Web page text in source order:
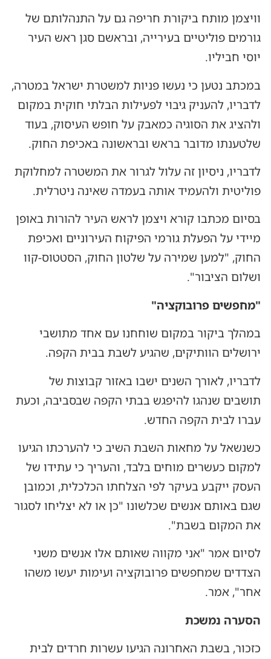
וויצמן מותח ביקורת חריפה גם על התנהלותם של
גורמים פוליטיים בעירייה, ובראשם סגן ראש העיר
יוסי חביליו.
במכתב נטען כי נעשו פניות למשטרת ישראל במטרה,
לדבריו, להעניק גיבוי לפעילות הבלתי חוקית במקום
ולהציג את הסוגיה כמאבק על חופש העיסוק, בעוד
שלטענתו מדובר בראש ובראשונה באכיפת החוק.
לדבריו, ניסיון זה עלול לגרור את המשטרה למחלוקת
פוליטית ולהעמיד אותה בעמדה שאינה ניטרלית.
בסיום מכתבו קורא ויצמן לראש העיר להורות באופן
מיידי על הפעלת גורמי הפיקוח העירוניים ואכיפת
החוק, "למען שמירה על שלטון החוק, הסטטוס-קוו
ושלום הציבור".
"מחפשים פרובוקציה"
במהלך ביקור במקום שוחחנו עם אחד מתושבי
ירושלים הוותיקים, שהגיע לשבת בבית הקפה.
לדבריו, לאורך השנים ישבו באזור קבוצות של
תושבים שנהגו להיפגש בבתי הקפה שבסביבה, וכעת
עברו לבית הקפה החדש.
כשנשאל על מחאות השבת השיב כי להערכתו הגיעו
למקום כעשרים מוחים בלבד, והעריך כי עתידו של
העסק ייקבע בעיקר לפי הצלחתו הכלכלית, וכמובן
שגם באותם אנשים שכלשונו "כן או לא יצליחו לסגור
את המקום בשבת".
לסיום אמר "אני מקווה שאותם אלו אנשים משני
הצדדים שמחפשים פרובוקציה ועימות יעשו משהו
אחר", אמר.
הסערה נמשכת
כזכור, בשבת האחרונה הגיעו עשרות חרדים לבית